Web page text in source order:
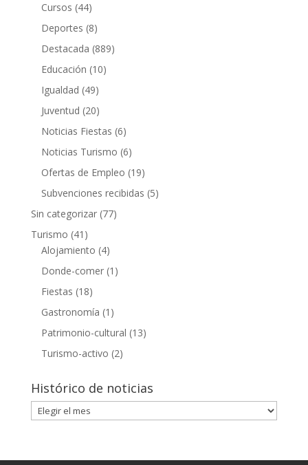
Cursos (44)
Deportes (8)
Destacada (889)
Educación (10)
Igualdad (49)
Juventud (20)
Noticias Fiestas (6)
Noticias Turismo (6)
Ofertas de Empleo (19)
Subvenciones recibidas (5)
Sin categorizar(77)
Turismo (41)
Alojamiento (4)
Donde-comer(1)
Fiestas (18)
Gastronomía (1)
Patrimonio-cultural (13)
Turismo-activo (2)
Histórico de noticias
Histórico
de